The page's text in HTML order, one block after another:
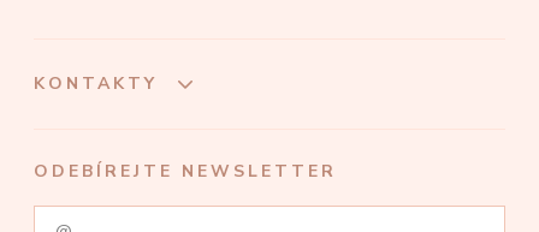
KONTAKTY
ODEBÍREJTE NEWSLETTER